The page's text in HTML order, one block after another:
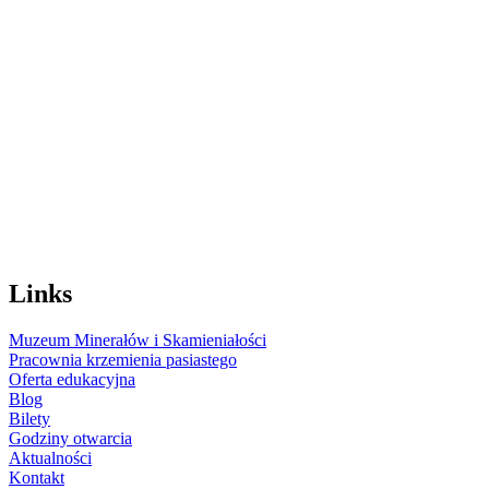
Links
Muzeum Minerałów i Skamieniałości
Pracownia krzemienia pasiastego
Oferta edukacyjna
Blog
Bilety
Godziny otwarcia
Aktualności
Kontakt